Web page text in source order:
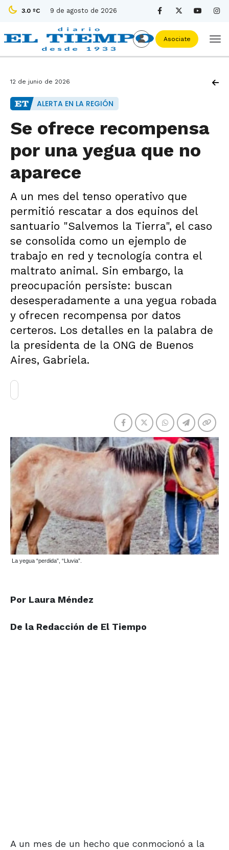
3.0 ºC 9 de agosto de 2026
Asociate
12 de junio de 2026
ALERTA EN LA REGIÓN
Se ofrece recompensa
por una yegua que no
aparece
A un mes del tenso operativo que
permitió rescatar a dos equinos del
santuario "Salvemos la Tierra", el caso
se consolida como un ejemplo de
trabajo en red y tecnología contra el
maltrato animal. Sin embargo, la
preocupación persiste: buscan
desesperadamente a una yegua robada
y ofrecen recompensa por datos
certeros. Los detalles en la palabra de
la presidenta de la ONG de Buenos
Aires, Gabriela.
La yegua “perdida”, “Lluvia”.
Por Laura Méndez
De la Redacción de El Tiempo
A un mes de un hecho que conmocionó a la